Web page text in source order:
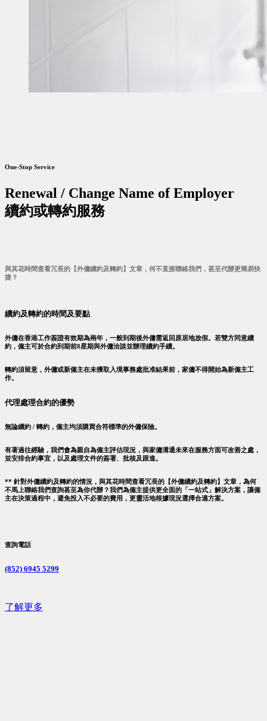
One-Stop Service
Renewal / Change Name of Employer
續約或轉約服務
與其花時間查看冗長的【外傭續約及轉約】文章，何不直接聯絡我們，甚至代辦更簡易快
捷？
續約及轉約的時間及要點
外傭在香港工作簽證有效期為兩年，一般到期後外傭需返回原居地放假。若雙方同意續
約，僱主可於合約到期前8星期與外傭洽談並辦理續約手續。
轉約須留意，外傭或新僱主在未獲取入境事務處批准結果前，家傭不得開始為新僱主工
作。
代理處理合約的優勢
無論續約 / 轉約，僱主均須購買合符標準的外傭保險。
有著過往經驗，我們會為親自為僱主評估現況，與家傭溝通未來在服務方面可改善之處，
並安排合約事宜，以及處理文件的簽署、批核及跟進。
** 針對外傭續約及轉約的情況，與其花時間查看冗長的【外傭續約及轉約】文章，為何
不馬上聯絡我們查詢甚至為你代辦？我們為僱主提供更全面的「一站式」解決方案，讓僱
主在決策過程中，避免投入不必要的費用，更靈活地根據現況選擇合適方案。
查詢電話
(852) 6945 5299
了解更多